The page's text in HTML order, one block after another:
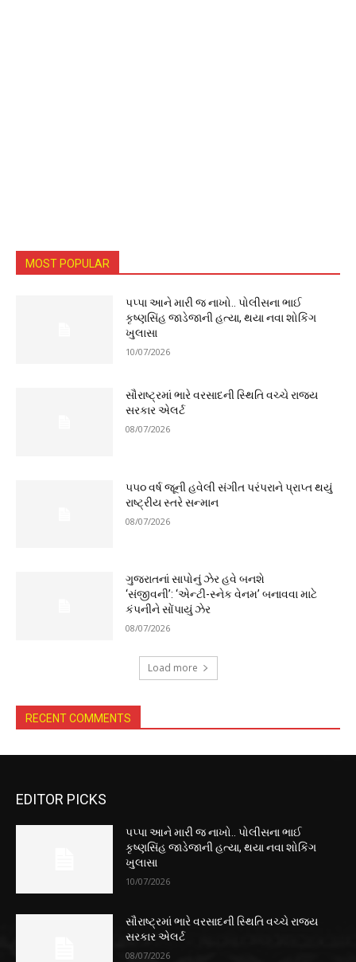
MOST POPULAR
પપ્પા આને મારી જ નાખો.. પોલીસના ભાઈ
કૃષ્ણસિંહ જાડેજાની હત્યા, થયા નવા શોકિંગ
ખુલાસા
10/07/2026
સૌરાષ્ટ્રમાં ભારે વરસાદની સ્થિતિ વચ્ચે રાજ્ય
સરકાર એલર્ટ
08/07/2026
૫૫૦ વર્ષ જૂની હવેલી સંગીત પરંપરાને પ્રાપ્ત થયું
રાષ્ટ્રીય સ્તરે સન્માન
08/07/2026
ગુજરાતનાં સાપોનું ઝેર હવે બનશે
‘સંજીવની’: ‘એન્ટી-સ્નેક વેનમ’ બનાવવા માટે
કંપનીને સોંપાયું ઝેર
08/07/2026
Load more
RECENT COMMENTS
EDITOR PICKS
પપ્પા આને મારી જ નાખો.. પોલીસના ભાઈ
કૃષ્ણસિંહ જાડેજાની હત્યા, થયા નવા શોકિંગ
ખુલાસા
10/07/2026
સૌરાષ્ટ્રમાં ભારે વરસાદની સ્થિતિ વચ્ચે રાજ્ય
સરકાર એલર્ટ
08/07/2026